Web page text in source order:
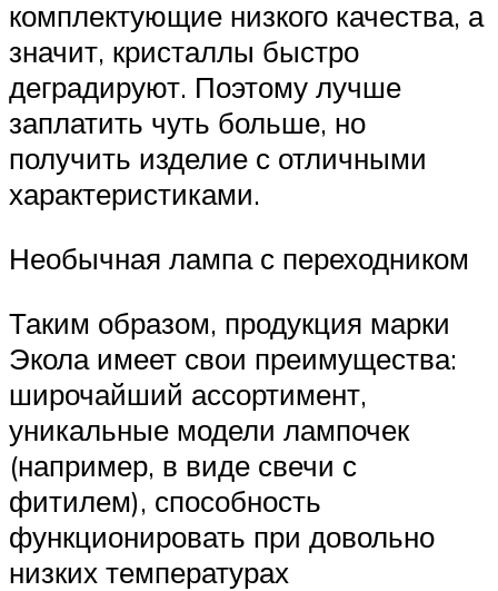
комплектующие низкого качества, а
значит, кристаллы быстро
деградируют. Поэтому лучше
заплатить чуть больше, но
получить изделие с отличными
характеристиками.
Необычная лампа с переходником
Таким образом, продукция марки
Экола имеет свои преимущества:
широчайший ассортимент,
уникальные модели лампочек
(например, в виде свечи с
фитилем), способность
функционировать при довольно
низких температурах